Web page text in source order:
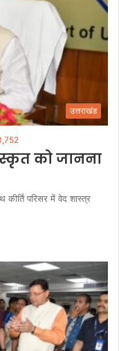
उत्तराखंड
को जानना
परिसर में वेद शास्त्र